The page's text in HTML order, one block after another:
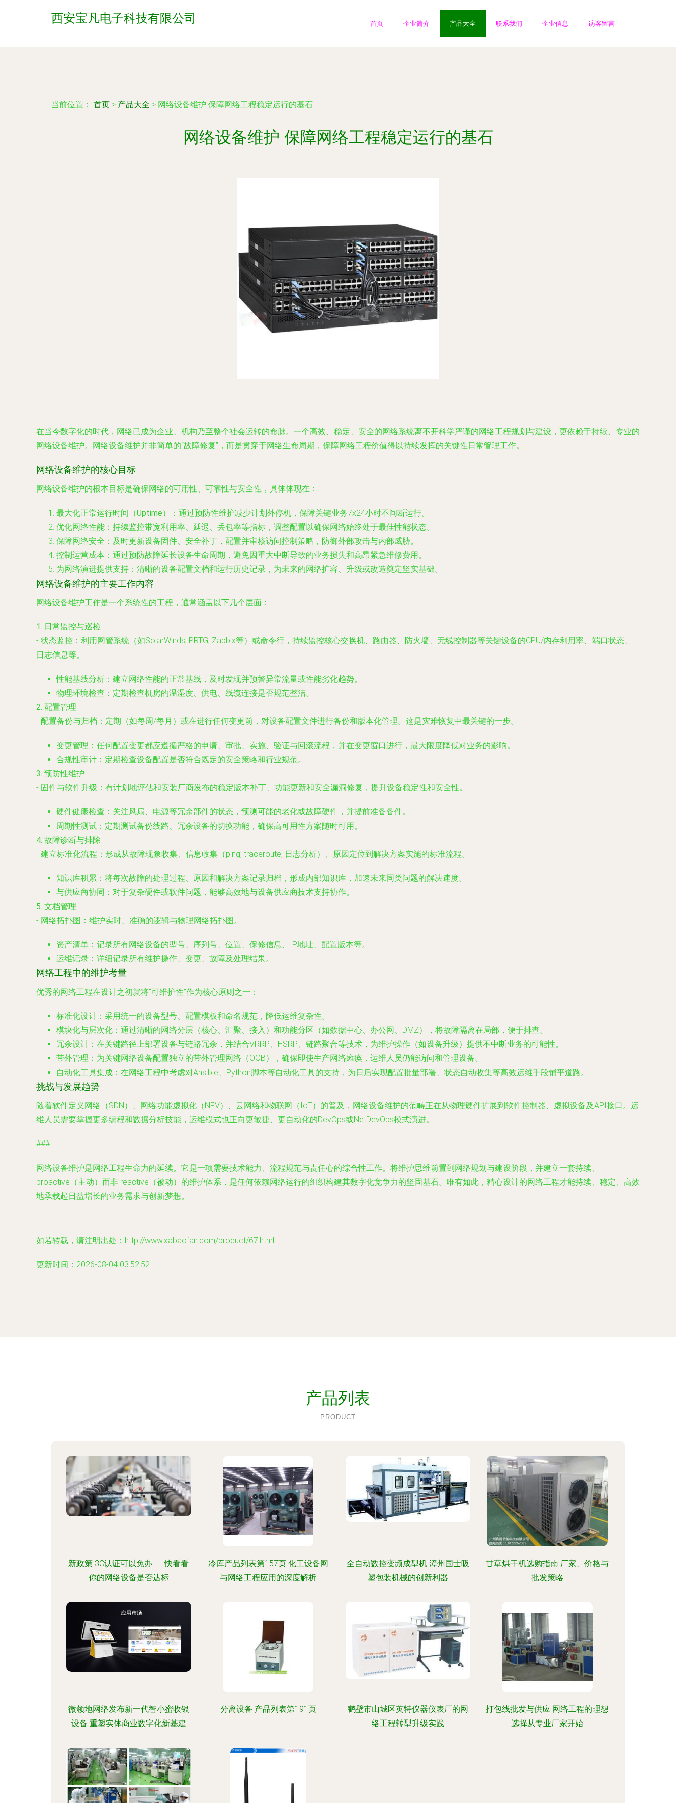
西安宝凡电子科技有限公司 首页 企业简介 产品大全 联系我们 企业信息 访客留言
当前位置： 首页 > 产品大全 > 网络设备维护 保障网络工程稳定运行的基石
网络设备维护 保障网络工程稳定运行的基石
在当今数字化的时代，网络已成为企业、机构乃至整个社会运转的命脉。一个高效、稳定、安全的网络系统离不开科学严谨的网络工程规划与建设，更依赖于持续、专业的
网络设备维护。网络设备维护并非简单的“故障修复”，而是贯穿于网络生命周期，保障网络工程价值得以持续发挥的关键性日常管理工作。
网络设备维护的核心目标
网络设备维护的根本目标是确保网络的可用性、可靠性与安全性，具体体现在：
最大化正常运行时间（Uptime）
：通过预防性维护减少计划外停机，保障关键业务7x24小时不间断运行。
优化网络性能 ：持续监控带宽利用率、延迟、丢包率等指标，调整配置以确保网络始终处于最佳性能状态。
保障网络安全 ：及时更新设备固件、安全补丁，配置并审核访问控制策略，防御外部攻击与内部威胁。
控制运营成本 ：通过预防故障延长设备生命周期，避免因重大中断导致的业务损失和高昂紧急维修费用。
为网络演进提供支持 ：清晰的设备配置文档和运行历史记录，为未来的网络扩容、升级或改造奠定坚实基础。
网络设备维护的主要工作内容
网络设备维护工作是一个系统性的工程，通常涵盖以下几个层面：
1. 日常监控与巡检
- 状态监控 ：利用网管系统（如SolarWinds, PRTG, Zabbix等）或命令行，持续监控核心交换机、路由器、防火墙、无线控制器等关键设备的CPU/内存利用率、端口状态、
日志信息等。
性能基线分析 ：建立网络性能的正常基线，及时发现并预警异常流量或性能劣化趋势。
物理环境检查 ：定期检查机房的温湿度、供电、线缆连接是否规范整洁。
2. 配置管理
- 配置备份与归档 ：定期（如每周/每月）或在进行任何变更前，对设备配置文件进行备份和版本化管理。这是灾难恢复中最关键的一步。
变更管理 ：任何配置变更都应遵循严格的申请、审批、实施、验证与回滚流程，并在变更窗口进行，最大限度降低对业务的影响。
合规性审计 ：定期检查设备配置是否符合既定的安全策略和行业规范。
3. 预防性维护
- 固件与软件升级 ：有计划地评估和安装厂商发布的稳定版本补丁、功能更新和安全漏洞修复，提升设备稳定性和安全性。
硬件健康检查 ：关注风扇、电源等冗余部件的状态，预测可能的老化或故障硬件，并提前准备备件。
周期性测试 ：定期测试备份线路、冗余设备的切换功能，确保高可用性方案随时可用。
4. 故障诊断与排除
- 建立标准化流程 ：形成从故障现象收集、信息收集（ping, traceroute, 日志分析）、原因定位到解决方案实施的标准流程。
知识库积累 ：将每次故障的处理过程、原因和解决方案记录归档，形成内部知识库，加速未来同类问题的解决速度。
与供应商协同 ：对于复杂硬件或软件问题，能够高效地与设备供应商技术支持协作。
5. 文档管理
- 网络拓扑图 ：维护实时、准确的逻辑与物理网络拓扑图。
资产清单 ：记录所有网络设备的型号、序列号、位置、保修信息、IP地址、配置版本等。
运维记录 ：详细记录所有维护操作、变更、故障及处理结果。
网络工程中的维护考量
优秀的网络工程在设计之初就将“可维护性”作为核心原则之一：
标准化设计 ：采用统一的设备型号、配置模板和命名规范，降低运维复杂性。
模块化与层次化 ：通过清晰的网络分层（核心、汇聚、接入）和功能分区（如数据中心、办公网、DMZ），将故障隔离在局部，便于排查。
冗余设计 ：在关键路径上部署设备与链路冗余，并结合VRRP、HSRP、链路聚合等技术，为维护操作（如设备升级）提供不中断业务的可能性。
带外管理 ：为关键网络设备配置独立的带外管理网络（OOB），确保即使生产网络瘫痪，运维人员仍能访问和管理设备。
自动化工具集成 ：在网络工程中考虑对Ansible、Python脚本等自动化工具的支持，为日后实现配置批量部署、状态自动收集等高效运维手段铺平道路。
挑战与发展趋势
随着软件定义网络（SDN）、网络功能虚拟化（NFV）、云网络和物联网（IoT）的普及，网络设备维护的范畴正在从物理硬件扩展到软件控制器、虚拟设备及API接口。运
维人员需要掌握更多编程和数据分析技能，运维模式也正向更敏捷、更自动化的DevOps或NetDevOps模式演进。
###
网络设备维护是网络工程生命力的延续。它是一项需要技术能力、流程规范与责任心的综合性工作。将维护思维前置到网络规划与建设阶段，并建立一套持续、
proactive（主动）而非 reactive（被动）的维护体系，是任何依赖网络运行的组织构建其数字化竞争力的坚固基石。唯有如此，精心设计的网络工程才能持续、稳定、高效
地承载起日益增长的业务需求与创新梦想。
如若转载，请注明出处：http://www.xabaofan.com/product/67.html
更新时间：2026-08-04 03:52:52
产品列表
PRODUCT
新政策 3C认证可以免办——快看看
你的网络设备是否达标
冷库产品列表第157页 化工设备网
与网络工程应用的深度解析
全自动数控变频成型机 漳州国士吸
塑包装机械的创新利器
甘草烘干机选购指南 厂家、价格与
批发策略
微领地网络发布新一代智小蜜收银
设备 重塑实体商业数字化新基建
分离设备 产品列表第191页
鹤壁市山城区英特仪器仪表厂的网
络工程转型升级实践
打包线批发与供应 网络工程的理想
选择从专业厂家开始